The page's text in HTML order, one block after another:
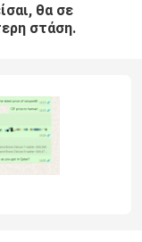
θα σε
στάση.